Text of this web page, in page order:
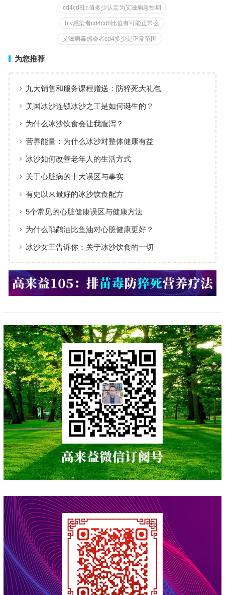
cd4cd8比值多少认定为艾滋病急性期
hiv感染者cd4cd8比值有可能正常么
艾滋病毒感染者cd4多少是正常范围
为您推荐
九大销售和服务课程赠送：防猝死大礼包
美国冰沙连锁冰沙之王是如何诞生的？
为什么冰沙饮食会让我腹泻？
营养能量：为什么冰沙对整体健康有益
冰沙如何改善老年人的生活方式
关于心脏病的十大误区与事实
有史以来最好的冰沙饮食配方
5个常见的心脏健康误区与健康方法
为什么鸸鹋油比鱼油对心脏健康更好？
冰沙女王告诉你：关于冰沙饮食的一切